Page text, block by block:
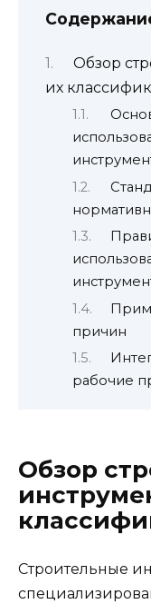
Обзор
их
причин
рабочие
Обзор
Строительные